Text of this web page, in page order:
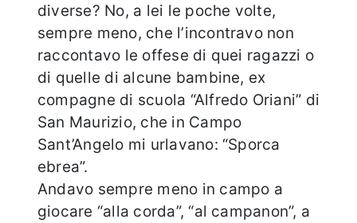
diverse? No, a lei le poche volte,
sempre meno, che l’incontravo non
raccontavo le offese di quei ragazzi o
di quelle di alcune bambine, ex
compagne di scuola “Alfredo Oriani” di
San Maurizio, che in Campo
Sant’Angelo mi urlavano: “Sporca
ebrea”.
Andavo sempre meno in campo a
giocare “alla corda”, “al campanon”, a